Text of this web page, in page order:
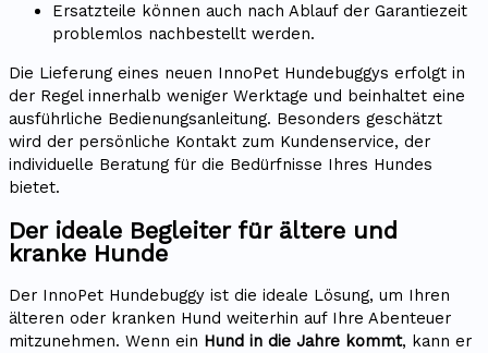
Ersatzteile können auch nach Ablauf der Garantiezeit
problemlos nachbestellt werden.
Die Lieferung eines neuen InnoPet Hundebuggys erfolgt in
der Regel innerhalb weniger Werktage und beinhaltet eine
ausführliche Bedienungsanleitung. Besonders geschätzt
wird der persönliche Kontakt zum Kundenservice, der
individuelle Beratung für die Bedürfnisse Ihres Hundes
bietet.
Der ideale Begleiter für ältere und
kranke Hunde
Der InnoPet Hundebuggy ist die ideale Lösung, um Ihren
älteren oder kranken Hund weiterhin auf Ihre Abenteuer
mitzunehmen. Wenn ein Hund in die Jahre kommt, kann er